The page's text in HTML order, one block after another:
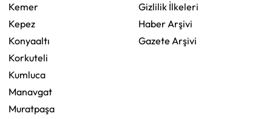
Kemer
Kepez
Konyaaltı
Korkuteli
Kumluca
Manavgat
Muratpaşa
Gizlilik İlkeleri
Haber Arşivi
Gazete Arşivi